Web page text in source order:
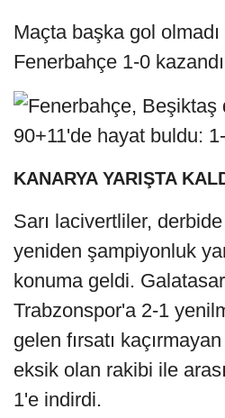
Maçta başka gol
Fenerbahçe 1-0
KANARYA YARIŞTA
Sarı lacivertliler,
yeniden şampiyonluk
konuma geldi.
Trabzonspor'a 2-1
gelen fırsatı
eksik olan rakibi ile
1'e indirdi.